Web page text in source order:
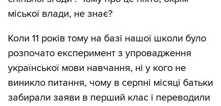
міської влади, не знає?
Коли 11 років тому на базі нашої школи було
розпочато експеримент з упровадження
української мови навчання, ні у кого не
виникло питання, чому в серпні місяці батьки
забирали заяви в перший клас і переводили